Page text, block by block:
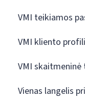
VMI teikiamos
VMI kliento
VMI
Vienas langelis